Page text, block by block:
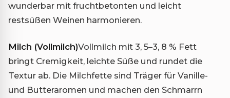
wunderbar mit fruchtbetonten und leicht
restsüßen Weinen harmonieren.
Milch (Vollmilch)Vollmilch mit 3, 5–3, 8 % Fett
bringt Cremigkeit, leichte Süße und rundet die
Textur ab. Die Milchfette sind Träger für Vanille-
und Butteraromen und machen den Schmarrn